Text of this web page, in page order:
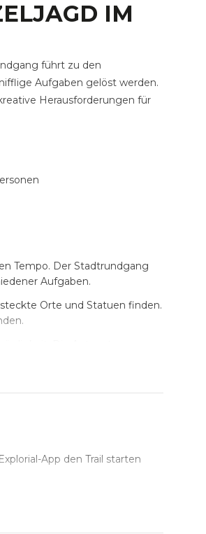
IM
führt zu den
Aufgaben gelöst werden.
Herausforderungen für
Tempo. Der Stadtrundgang
Aufgaben.
Orte und Statuen finden.
das Rathaus besucht. Nach
jederzeit starten
App den Trail starten